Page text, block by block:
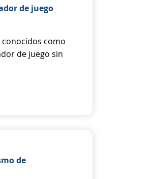
de juego
conocidos como
de juego sin
de